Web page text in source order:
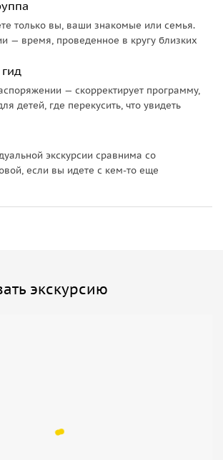
только вы, ваши знакомые или семья.
— время, проведенное в кругу близких
— скорректирует программу,
детей, где перекусить, что увидеть
экскурсии сравнима со
если вы идете с кем-то еще
экскурсию